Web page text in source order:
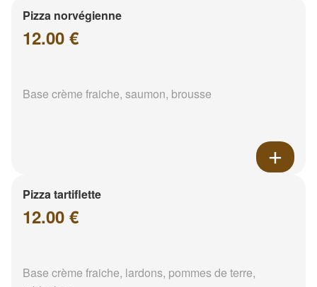
Pizza norvégienne
12.00 €
Base crème fraiche, saumon, brousse
Pizza tartiflette
12.00 €
Base crème fraiche, lardons, pommes de terre,